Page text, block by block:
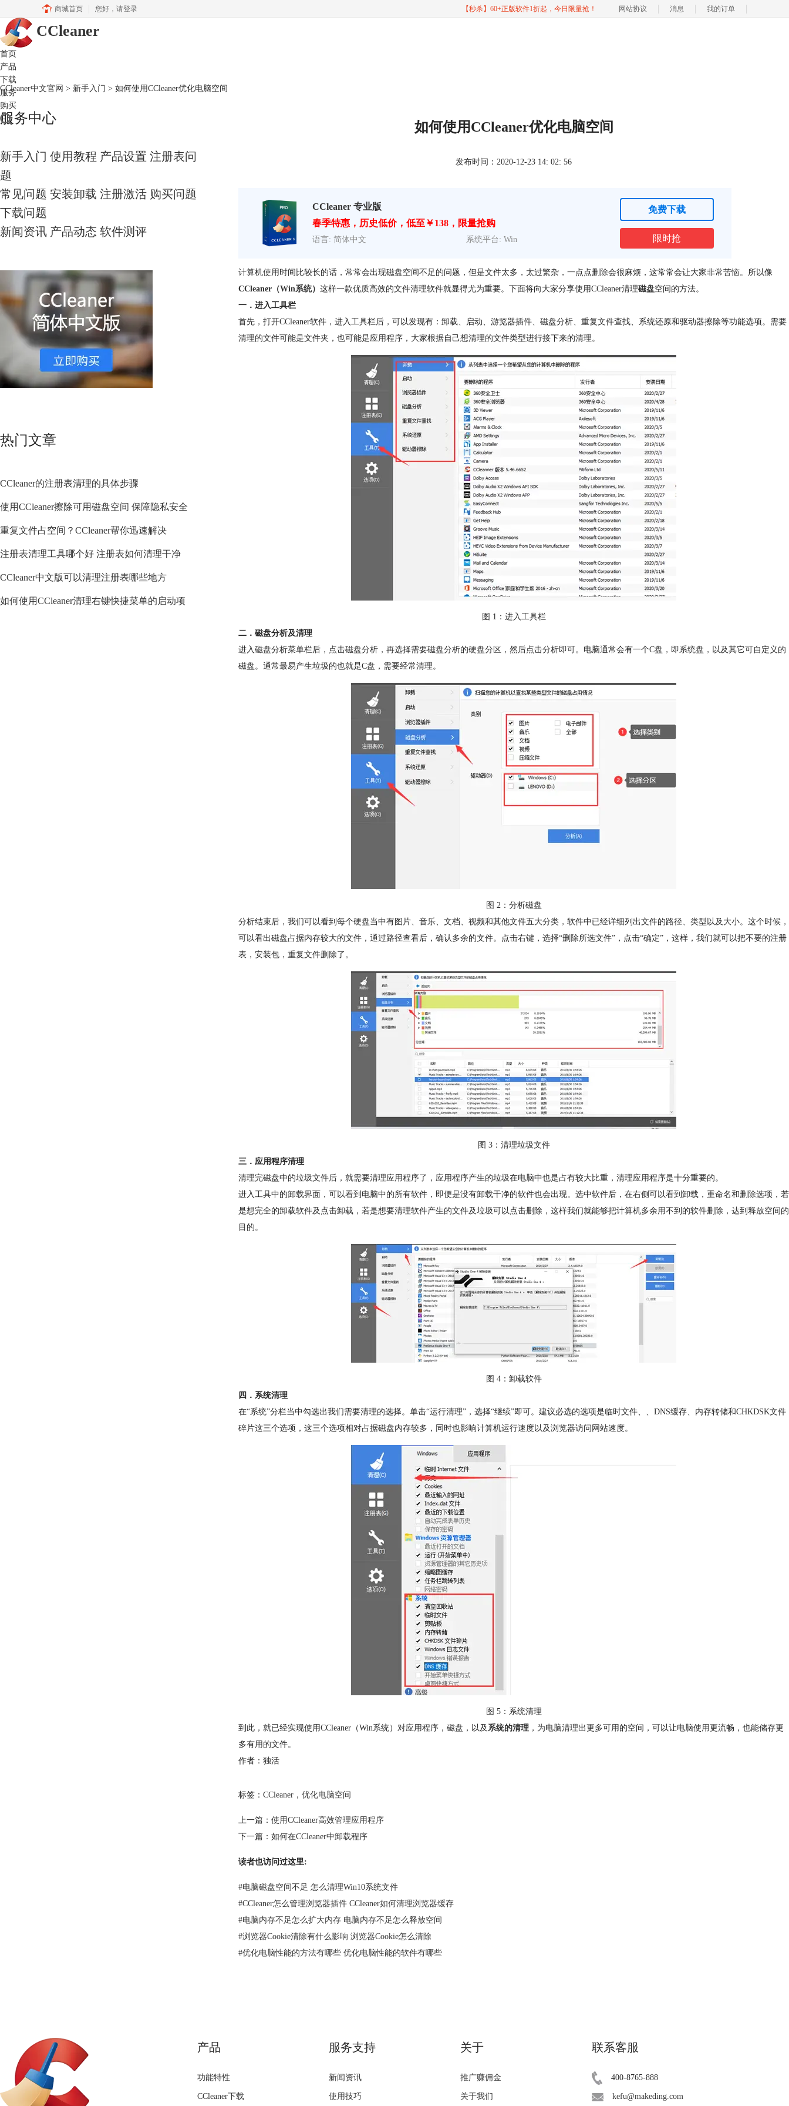
商城首页 您好， 请登录 【秒杀】60+正版软件1折起，今日限量抢！ 网站协议 消息 我的订单
CCleaner
首页
产品
下载
服务
购买
CCleaner中文官网 > 新手入门 > 如何使用CCleaner优化电脑空间
服务中心
新手入门 使用教程 产品设置 注册表问
题
常见问题 安装卸载 注册激活 购买问题
下载问题
新闻资讯 产品动态 软件测评
热门文章
CCleaner的注册表清理的具体步骤
使用CCleaner擦除可用磁盘空间 保障隐私安全
重复文件占空间？CCleaner帮你迅速解决
注册表清理工具哪个好 注册表如何清理干净
CCleaner中文版可以清理注册表哪些地方
如何使用CCleaner清理右键快捷菜单的启动项
如何使用CCleaner优化电脑空间
发布时间：2020-12-23 14: 02: 56
CCleaner 专业版
春季特惠，历史低价，低至￥138，限量抢购
语言: 简体中文 系统平台: Win
免费下载
限时抢
计算机使用时间比较长的话，常常会出现磁盘空间不足的问题，但是文件太多，太过繁杂，一点点删除会很麻烦，这常常会让大家非常苦恼。所以像
CCleaner（Win系统） 这样一款优质高效的文件清理软件就显得尤为重要。下面将向大家分享使用CCleaner清理磁盘空间的方法。
一．进入工具栏
首先，打开CCleaner软件，进入工具栏后，可以发现有：卸载、启动、游览器插件、磁盘分析、重复文件查找、系统还原和驱动器擦除等功能选项。需要
清理的文件可能是文件夹，也可能是应用程序，大家根据自己想清理的文件类型进行接下来的清理。
图 1：进入工具栏
二．磁盘分析及清理
进入磁盘分析菜单栏后，点击磁盘分析，再选择需要磁盘分析的硬盘分区，然后点击分析即可。电脑通常会有一个C盘，即系统盘，以及其它可自定义的
磁盘。通常最易产生垃圾的也就是C盘，需要经常清理。
图 2：分析磁盘
分析结束后，我们可以看到每个硬盘当中有图片、音乐、文档、视频和其他文件五大分类，软件中已经详细列出文件的路径、类型以及大小。这个时候，
可以看出磁盘占据内存较大的文件，通过路径查看后，确认多余的文件。点击右键，选择“删除所选文件”，点击“确定”，这样，我们就可以把不要的注册
表，安装包，重复文件删除了。
图 3：清理垃圾文件
三．应用程序清理
清理完磁盘中的垃圾文件后，就需要清理应用程序了，应用程序产生的垃圾在电脑中也是占有较大比重，清理应用程序是十分重要的。
进入工具中的卸载界面，可以看到电脑中的所有软件，即便是没有卸载干净的软件也会出现。选中软件后，在右侧可以看到卸载，重命名和删除选项，若
是想完全的卸载软件及点击卸载，若是想要清理软件产生的文件及垃圾可以点击删除，这样我们就能够把计算机多余用不到的软件删除，达到释放空间的
目的。
图 4：卸载软件
四．系统清理
在“系统”分栏当中勾选出我们需要清理的选择。单击“运行清理”，选择“继续”即可。建议必选的选项是临时文件、、DNS缓存、内存转储和CHKDSK文件
碎片这三个选项，这三个选项相对占据磁盘内存较多，同时也影响计算机运行速度以及浏览器访问网站速度。
图 5：系统清理
到此，就已经实现使用CCleaner（Win系统）对应用程序，磁盘，以及系统的清理 ，为电脑清理出更多可用的空间，可以让电脑使用更流畅，也能储存更
多有用的文件。
作者：独活
标签： CCleaner ， 优化电脑空间
上一篇： 使用CCleaner高效管理应用程序
下一篇： 如何在CCleaner中卸载程序
读者也访问过这里:
#电脑磁盘空间不足 怎么清理Win10系统文件
#CCleaner怎么管理浏览器插件 CCleaner如何清理浏览器缓存
#电脑内存不足怎么扩大内存 电脑内存不足怎么释放空间
#浏览器Cookie清除有什么影响 浏览器Cookie怎么清除
#优化电脑性能的方法有哪些 优化电脑性能的软件有哪些
产品
功能特性
CCleaner下载
服务支持
新闻资讯
使用技巧
关于
推广赚佣金
关于我们
联系客服
400-8765-888
kefu@makeding.com